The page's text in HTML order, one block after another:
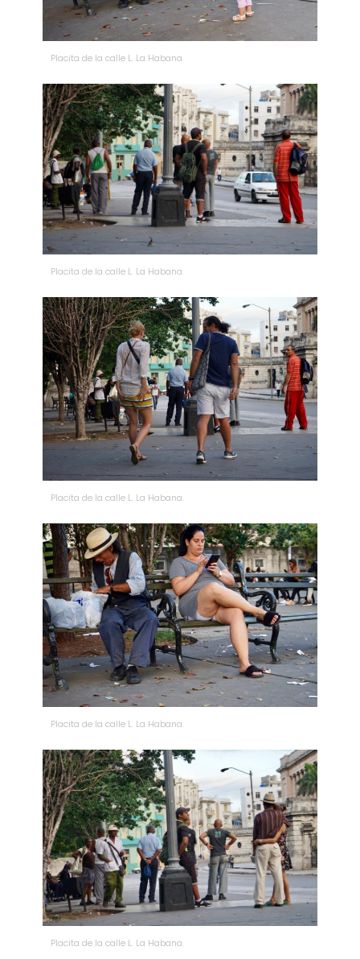
Placita de la calle L. La Habana.
Placita de la calle L. La Habana.
Placita de la calle L. La Habana.
Placita de la calle L. La Habana.
Placita de la calle L. La Habana.